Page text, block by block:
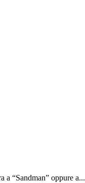
a “Sandman” oppure a...